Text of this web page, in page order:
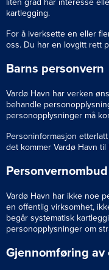
kartlegging.
For å iverksette en eller
oss. Du har en lovgitt rett
Barns personvern
Vardø Havn har verken
behandle
personopplysninger må
Personinformasjon
det kommer Vardø Havn til
Personvernombud
Vardø Havn har ikke noe
en offentlig virksomhet,
begår systematisk
personopplysninger om
Gjennomføring